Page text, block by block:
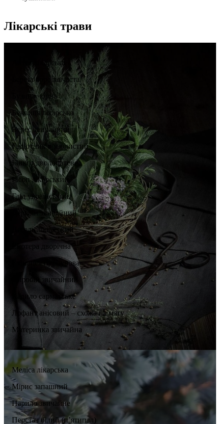
Лікарські трави
Алтея лікарська
Береза бородавчаста
Бузина чорна
Буквиця лікарська
Верес звичайний
Гадючник в’язолистий
Гінкго дволопатеве
Гісоп лікарський
Глід український
Деревій звичайний
Дягель лікарський
Енотера дворічна
Ехінацея пурпурова
Звіробій звичайний
Кадило сарматське
Лофант анісовий – схожа на мяту
Материнка звичайна
Меліса лікарська
Мірис запашний
Парило звичайне
Перстач білий (п’ятипал)